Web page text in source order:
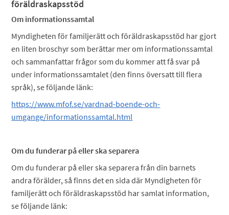
föräldraskapsstöd
Om informationssamtal
Myndigheten för familjerätt och föräldraskapsstöd har gjort
en liten broschyr som berättar mer om informationssamtal
och sammanfattar frågor som du kommer att få svar på
under informationssamtalet (den finns översatt till flera
språk), se följande länk:
https://www.mfof.se/vardnad-boende-och-
umgange/informationssamtal.html
Om du funderar på eller ska separera
Om du funderar på eller ska separera från din barnets
andra förälder, så finns det en sida där Myndigheten för
familjerätt och föräldraskapsstöd har samlat information,
se följande länk: